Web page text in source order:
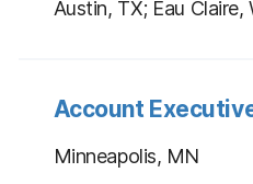
Austin, TX; Eau
Account
Minneapolis, MN